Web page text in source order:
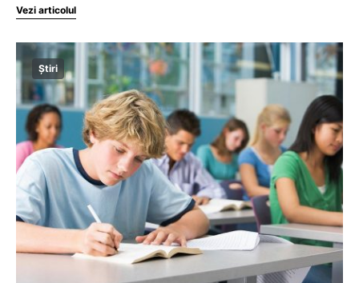
Vezi articolul
Știri